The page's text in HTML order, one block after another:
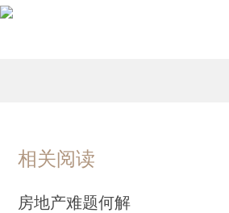
相关阅读
房地产难题何解